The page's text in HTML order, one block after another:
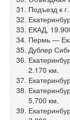
Подъезд к
ЕКАД,
Пермь —
Дублер
2.170 км.
5.700 км.